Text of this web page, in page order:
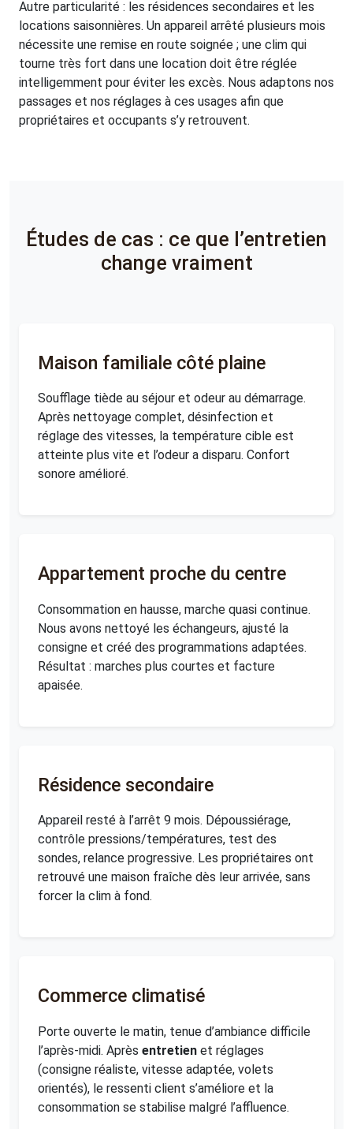
Autre particularité : les résidences secondaires et les
locations saisonnières. Un appareil arrêté plusieurs mois
nécessite une remise en route soignée ; une clim qui
tourne très fort dans une location doit être réglée
intelligemment pour éviter les excès. Nous adaptons nos
passages et nos réglages à ces usages afin que
propriétaires et occupants s’y retrouvent.
Études de cas : ce que l’entretien
change vraiment
Maison familiale côté plaine
Soufflage tiède au séjour et odeur au démarrage.
Après nettoyage complet, désinfection et
réglage des vitesses, la température cible est
atteinte plus vite et l’odeur a disparu. Confort
sonore amélioré.
Appartement proche du centre
Consommation en hausse, marche quasi continue.
Nous avons nettoyé les échangeurs, ajusté la
consigne et créé des programmations adaptées.
Résultat : marches plus courtes et facture
apaisée.
Résidence secondaire
Appareil resté à l’arrêt 9 mois. Dépoussiérage,
contrôle pressions/températures, test des
sondes, relance progressive. Les propriétaires ont
retrouvé une maison fraîche dès leur arrivée, sans
forcer la clim à fond.
Commerce climatisé
Porte ouverte le matin, tenue d’ambiance difficile
l’après-midi. Après entretien et réglages
(consigne réaliste, vitesse adaptée, volets
orientés), le ressenti client s’améliore et la
consommation se stabilise malgré l’affluence.